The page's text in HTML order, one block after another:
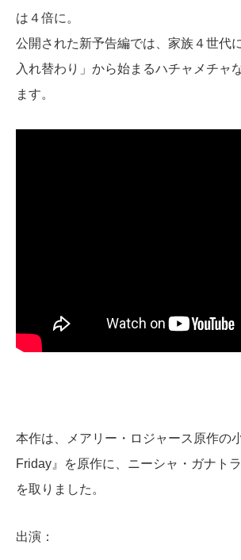
は４倍に。
公開された新予告編では、家族４世代
入れ替わり」から始まるハチャメチャ
ます。
本作は、メアリー・ロジャース原作の
Friday』を原作に、ニーシャ・ガナト
を取りました。
出演：